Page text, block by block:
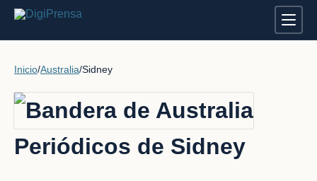
Inicio/Australia/Sidney
Periódicos de Sidney